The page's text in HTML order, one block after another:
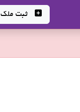
ثبت ملک